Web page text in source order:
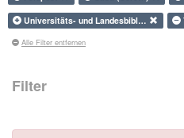
Universitäts- und Landesbibl…
Alle Filter entfernen
Filter